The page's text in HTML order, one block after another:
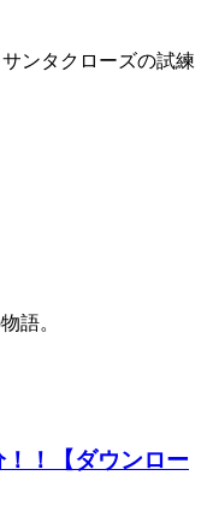
ンタクローズの試練
語。
！【ダウンロー